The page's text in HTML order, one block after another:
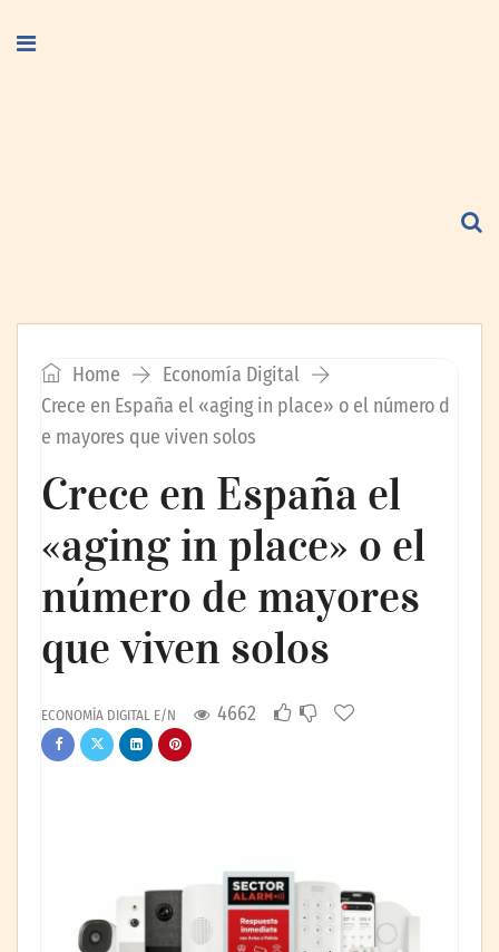
Home
Economía Digital
Crece en España el «aging in place» o el número d
e mayores que viven solos
Crece en España el
«aging in place» o el
número de mayores
que viven solos
ECONOMÍA DIGITAL E/N 4662